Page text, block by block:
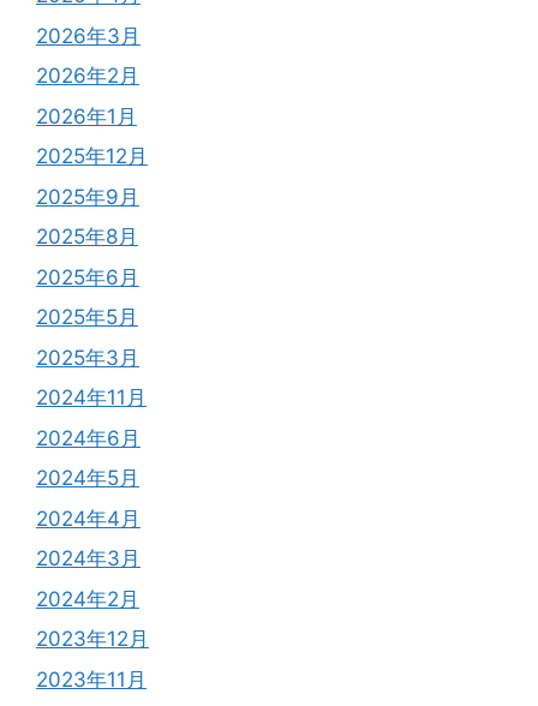
2026年3月
2026年2月
2026年1月
2025年12月
2025年9月
2025年8月
2025年6月
2025年5月
2025年3月
2024年11月
2024年6月
2024年5月
2024年4月
2024年3月
2024年2月
2023年12月
2023年11月